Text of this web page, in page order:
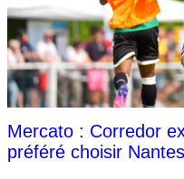
Mercato : Corredor
préféré choisir